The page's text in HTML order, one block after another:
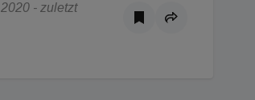
- zuletzt